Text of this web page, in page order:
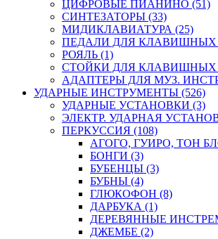
ЦИФРОВЫЕ ПИАНИНО (51)
СИНТЕЗАТОРЫ (33)
МИДИКЛАВИАТУРА (25)
ПЕДАЛИ ДЛЯ КЛАВИШНЫХ
РОЯЛЬ (1)
СТОЙКИ ДЛЯ КЛАВИШНЫХ
АДАПТЕРЫ ДЛЯ МУЗ.
УДАРНЫЕ ИНСТРУМЕНТЫ (526)
УДАРНЫЕ УСТАНОВКИ (3)
ЭЛЕКТР. УДАРНАЯ
ПЕРКУССИЯ (108)
АГОГО, ГУИРО, ТОН
БОНГИ (3)
БУБЕНЦЫ (3)
БУБНЫ (4)
ГЛЮКОФОН (8)
ДАРБУКА (1)
ДЕРЕВЯННЫЕ
ДЖЕМБЕ (2)